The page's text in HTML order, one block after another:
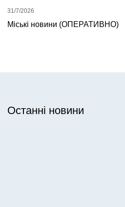
Міські новини (ОПЕРАТИВНО)
31/7/2026
Останні новини